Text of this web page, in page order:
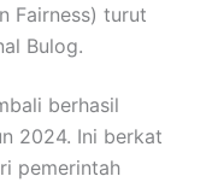
Fairness) turut
Bulog.
berhasil
2024. Ini berkat
pemerintah